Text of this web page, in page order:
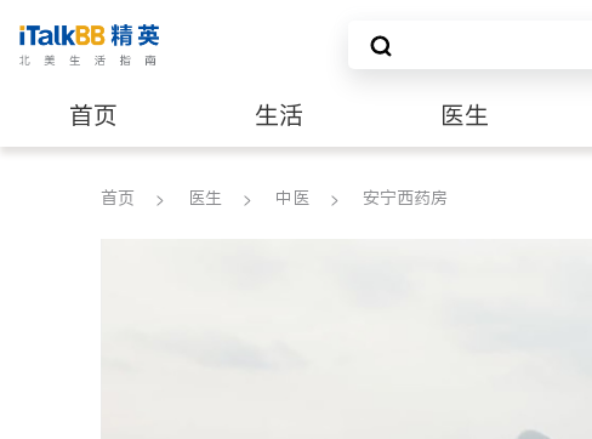
首页 生活 医生
养老 非盈利组织
首页 医生 中医 安宁西药房